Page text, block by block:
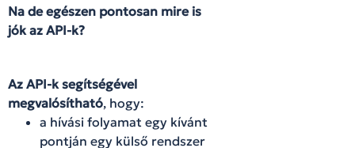
Na de egészen pontosan mire is
jók az API-k?
Az API-k segítségével
megvalósítható, hogy:
a hívási folyamat egy kívánt
pontján egy külső rendszer